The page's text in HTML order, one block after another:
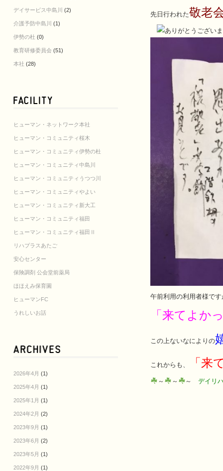
デイサービス中島川 (2)
介護予防中島川 (1)
伊勢の杜 (0)
教育研修委員会 (51)
本社 (28)
ヒューマン・ネットワーク本社
ヒューマン・コミュニティ桜木
ヒューマン・コミュニティ伊勢の杜
ヒューマン・コミュニティ中島川
ヒューマン・コミュニティうつつ川
ヒューマン・コミュニティやよい
ヒューマン・コミュニティ新大工
ヒューマン・コミュニティ福田
ヒューマン・コミュニティ福田Ⅱ
リハプラスあたご
安心センター
保険調剤 公会堂前薬局
ほほえみ保育園
ヒューマンFC
うれしいお話
2026年4月 (1)
2025年4月 (1)
2025年1月 (1)
2024年2月 (2)
2023年9月 (1)
2023年6月 (2)
2023年5月 (1)
2022年9月 (1)
先日行われた敬老
午前利用の利用者様で
「来てよか
この上ないなによりの
これからも、 「来
～ ～ ～デイリ